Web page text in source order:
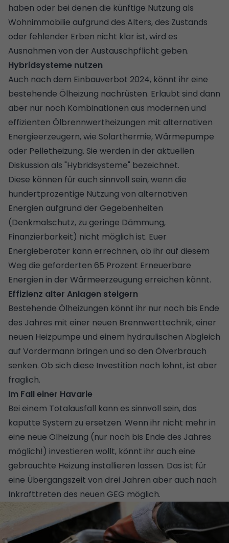
haben oder bei denen die künftige Nutzung als
Wohnimmobilie aufgrund des Alters, des Zustands
oder fehlender Erben nicht klar ist, wird es
Ausnahmen von der Austauschpflicht geben.
Hybridsysteme nutzen
Auch nach dem Einbauverbot 2024, könnt ihr eine
bestehende Ölheizung nachrüsten. Erlaubt sind dann
aber nur noch Kombinationen aus modernen und
effizienten Ölbrennwertheizungen mit alternativen
Energieerzeugern, wie Solarthermie, Wärmepumpe
oder Pelletheizung. Sie werden in der aktuellen
Diskussion als "Hybridsysteme" bezeichnet.
Diese können für euch sinnvoll sein, wenn die
hundertprozentige Nutzung von alternativen
Energien aufgrund der Gegebenheiten
(Denkmalschutz, zu geringe Dämmung,
Finanzierbarkeit) nicht möglich ist. Euer
Energieberater kann errechnen, ob ihr auf diesem
Weg die geforderten 65 Prozent Erneuerbare
Energien in der Wärmeerzeugung erreichen könnt.
Effizienz alter Anlagen steigern
Bestehende Ölheizungen könnt ihr nur noch bis Ende
des Jahres mit einer neuen Brennwerttechnik, einer
neuen Heizpumpe und einem hydraulischen Abgleich
auf Vordermann bringen und so den Ölverbrauch
senken. Ob sich diese Investition noch lohnt, ist aber
fraglich.
Im Fall einer Havarie
Bei einem Totalausfall kann es sinnvoll sein, das
kaputte System zu ersetzen. Wenn ihr nicht mehr in
eine neue Ölheizung (nur noch bis Ende des Jahres
möglich!) investieren wollt, könnt ihr auch eine
gebrauchte Heizung installieren lassen. Das ist für
eine Übergangszeit von drei Jahren aber auch nach
Inkrafttreten des neuen GEG möglich.